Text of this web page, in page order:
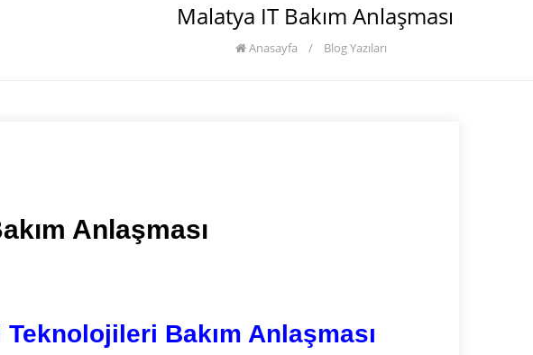
Malatya IT Bakım Anlaşması
Anasayfa / Blog Yazıları
Anlaşması
Bakım Anlaşması